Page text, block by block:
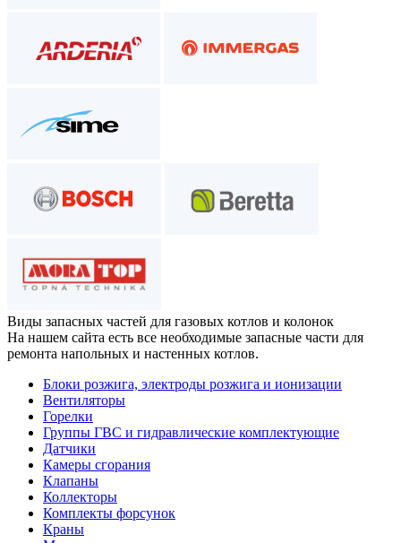
Виды запасных частей для газовых котлов и колонок
На нашем сайта есть все необходимые запасные части для
ремонта напольных и настенных котлов.
Блоки розжига, электроды розжига и ионизации
Вентиляторы
Горелки
Группы ГВС и гидравлические комплектующие
Датчики
Камеры сгорания
Клапаны
Коллекторы
Комплекты форсунок
Краны